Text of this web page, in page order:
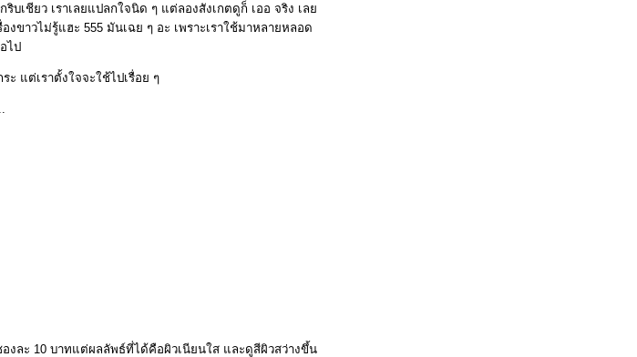
บเชียว เราเลยแปลกใจนิด ๆ แต่ลองสังเกตดูก็ เออ จริง เล
ขาวไม่รู้แฮะ 555 มันเฉย ๆ อะ เพราะเราใช้มาหลายหลอด
ไป
ะ แต่เราตั้งใจจะใช้ไปเรื่อย ๆ
องละ 10 บาทแต่ผลลัพธ์ที่ได้คือผิวเนียนใส และดูสีผิวสว่างขึ้น